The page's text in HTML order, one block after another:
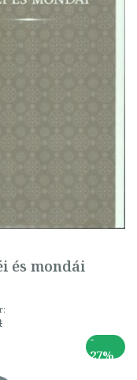
és mondái
-
27%